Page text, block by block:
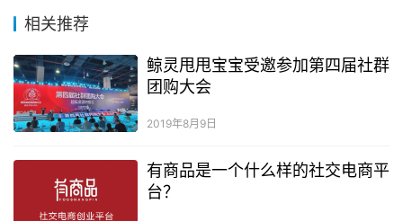
相关推荐
鲸灵甩甩宝宝受邀参加第四届社群
团购大会
2019年8月9日
有商品是一个什么样的社交电商平
台？